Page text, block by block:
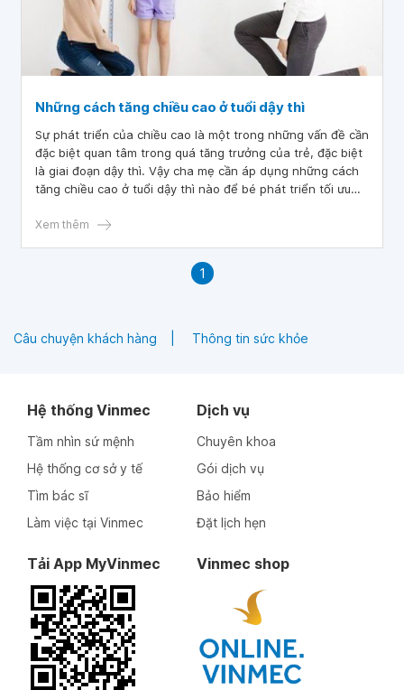
Những cách tăng chiều cao ở tuổi dậy thì
Sự phát triển của chiều cao là một trong những vấn đề cần
đặc biệt quan tâm trong quá tăng trưởng của trẻ, đặc biệt
là giai đoạn dậy thì. Vậy cha mẹ cần áp dụng những cách
tăng chiều cao ở tuổi dậy thì nào để bé phát triển tối ưu
Xem thêm
1
Câu chuyện khách hàng Thông tin sức khỏe
Hệ thống Vinmec
Tầm nhìn sứ mệnh
Hệ thống cơ sở y tế
Tìm bác sĩ
Làm việc tại Vinmec
Dịch vụ
Chuyên khoa
Gói dịch vụ
Bảo hiểm
Đặt lịch hẹn
Tải App MyVinmec Vinmec shop